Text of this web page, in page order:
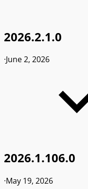
2026.2.1.0
·June 2, 2026
2026.1.106.0
·May 19, 2026